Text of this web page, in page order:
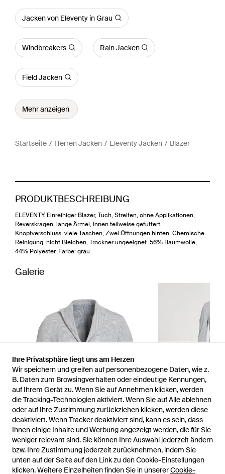
Ihre Privatsphäre liegt uns am Herzen
Wir speichern und greifen auf personenbezogene Daten, wie z.
B. Daten zum Browsingverhalten oder eindeutige Kennungen,
auf Ihrem Gerät zu. Wenn Sie auf Annehmen klicken, werden
die Tracking-Technologien aktiviert. Wenn Sie auf Alle ablehnen
oder auf Ihre Zustimmung zurückziehen klicken, werden diese
deaktiviert. Wenn Tracker deaktiviert sind, kann es sein, dass
Ihnen einige Inhalte und Werbung angezeigt werden, die für Sie
weniger relevant sind. Sie können Ihre Auswahl jederzeit ändern
bzw. Ihre Zustimmung jederzeit zurücknehmen, indem Sie
unten auf der Seite auf den Link zu den Cookie-Einstellungen
klicken. Weitere Einzelheiten finden Sie in unsererCookie-
Jacken von Eleventy in Grau
Windbreakers Rain Jacken
Field Jacken
Mehr anzeigen
Startseite Herren Jacken Eleventy Jacken Blazer
PRODUKTBESCHREIBUNG
ELEVENTY. Einreihiger Blazer, Tuch, Streifen, ohne Applikationen,
Reverskragen, lange Ärmel, Innen teilweise gefüttert,
Knopfverschluss, viele Taschen, Zwei Öffnungen hinten, Chemische
Reinigung, nicht Bleichen, Trockner ungeeignet. 56% Baumwolle,
44% Polyester. Farbe: grau
Galerie
2